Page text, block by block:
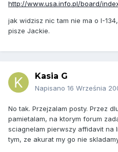
http://www.usa.info.pl/board/
jak widzisz nic tam nie ma o I-
pisze Jackie.
Kasia G
Napisano 16 Września
No tak. Przejzalam posty. Przez
pamietalam, na ktorym forum
sciagnelam pierwszy affidavit na
tym, ze akurat my go nie